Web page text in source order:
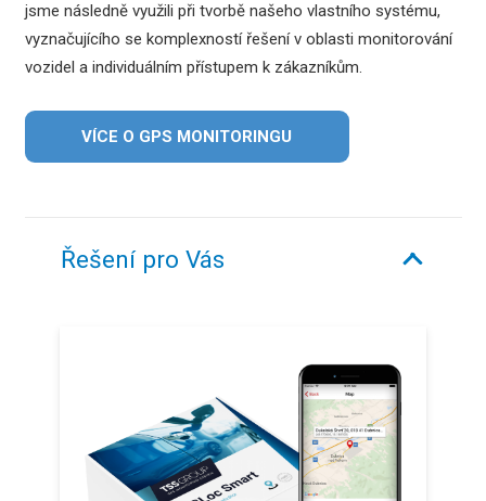
jsme následně využili při tvorbě našeho vlastního systému,
vyznačujícího se komplexností řešení v oblasti monitorování
vozidel a individuálním přístupem k zákazníkům.
VÍCE O GPS MONITORINGU
Řešení pro Vás